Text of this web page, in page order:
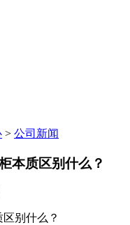
> 公司新闻
本质区别什么？
别什么？